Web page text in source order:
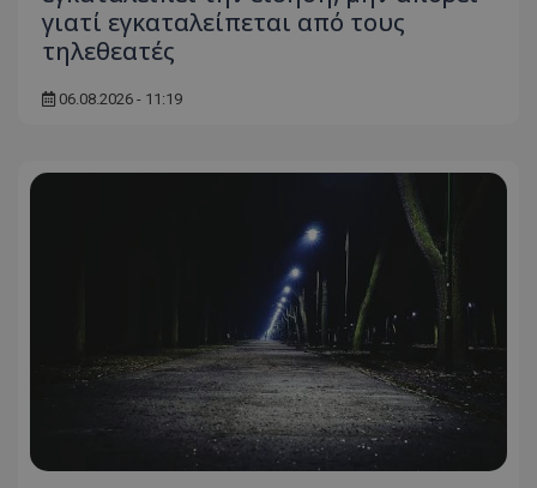
γιατί εγκαταλείπεται από τους
τηλεθεατές
06.08.2026 - 11:19